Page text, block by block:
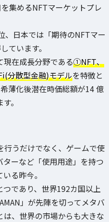
集めるNFTマーケットプレ
、日本では「期待のNFTマー
ています。
現在成長分野である①NFT、
分散型金融)モデルを特徴と
薄化後潜在時価総額が14 億
。
行うだけでなく、ゲームで使
ーなど「使用用途」を持つ
る昨今。
であり、世界192カ国以上
」が先陣を切ってメタバ
、世界の市場からも大きな